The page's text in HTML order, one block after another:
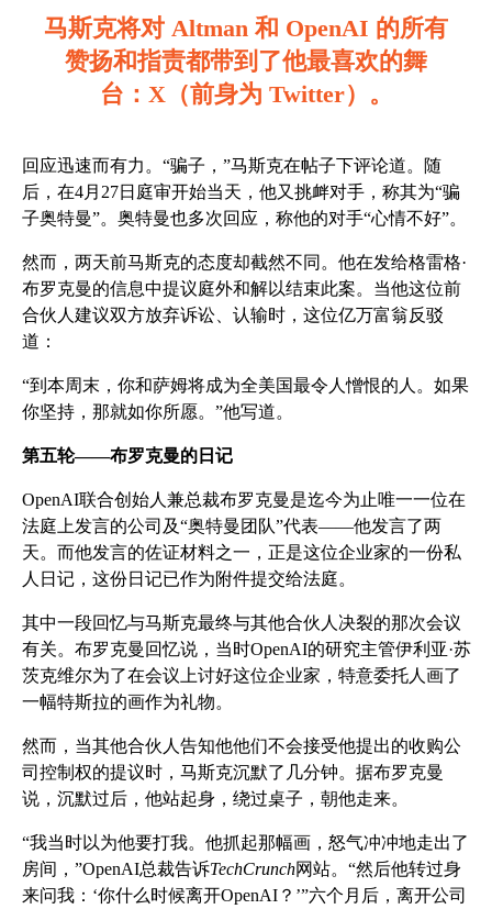
马斯克将对 Altman 和 OpenAI 的所有
赞扬和指责都带到了他最喜欢的舞
台：X（前身为 Twitter）。
回应迅速而有力。“骗子，”马斯克在帖子下评论道。随
后，在4月27日庭审开始当天，他又挑衅对手，称其为“骗
子奥特曼”。奥特曼也多次回应，称他的对手“心情不好”。
然而，两天前马斯克的态度却截然不同。他在发给格雷格·
布罗克曼的信息中提议庭外和解以结束此案。当他这位前
合伙人建议双方放弃诉讼、认输时，这位亿万富翁反驳
道：
“到本周末，你和萨姆将成为全美国最令人憎恨的人。如果
你坚持，那就如你所愿。”他写道。
第五轮——布罗克曼的日记
OpenAI联合创始人兼总裁布罗克曼是迄今为止唯一一位在
法庭上发言的公司及“奥特曼团队”代表——他发言了两
天。而他发言的佐证材料之一，正是这位企业家的一份私
人日记，这份日记已作为附件提交给法庭。
其中一段回忆与马斯克最终与其他合伙人决裂的那次会议
有关。布罗克曼回忆说，当时OpenAI的研究主管伊利亚·苏
茨克维尔为了在会议上讨好这位企业家，特意委托人画了
一幅特斯拉的画作为礼物。
然而，当其他合伙人告知他他们不会接受他提出的收购公
司控制权的提议时，马斯克沉默了几分钟。据布罗克曼
说，沉默过后，他站起身，绕过桌子，朝他走来。
“我当时以为他要打我。他抓起那幅画，怒气冲冲地走出了
房间，”OpenAI总裁告诉TechCrunch网站。“然后他转过身
来问我：‘你什么时候离开OpenAI？’”六个月后，离开公司